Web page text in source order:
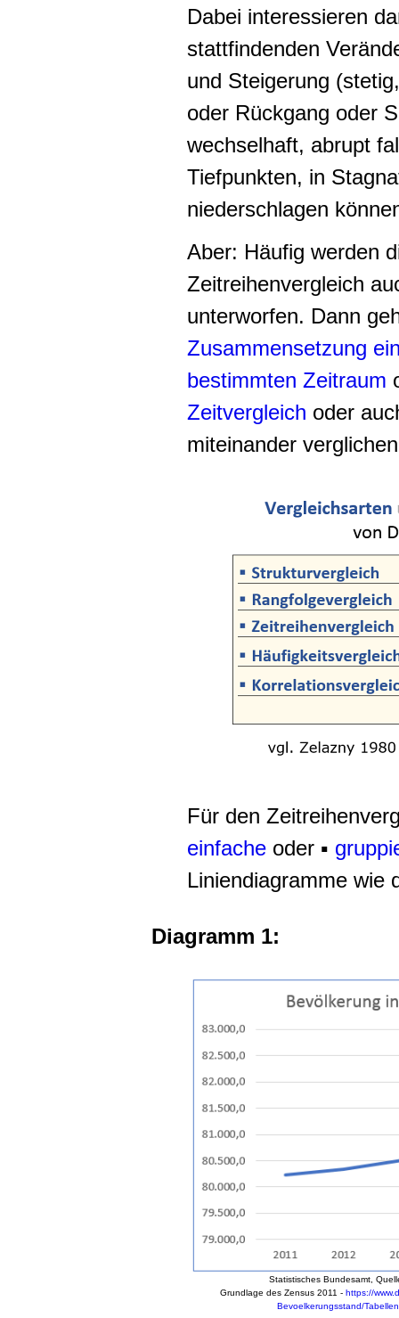
Dabei interessieren
stattfindenden
und Steigerung
oder Rückgang oder
wechselhaft, abrupt
Tiefpunkten, in
niederschlagen
Aber: Häufig werden
Zeitreihenvergleich
unterworfen. Dann
Zusammensetzung
bestimmten Zeitraum
Zeitvergleich oder
miteinander
Für den
einfache oder ▪
Liniendiagramme wie
Diagramm 1:
Statistisches Bundesamt,
Grundlage des Zensus 2011 - https://
Bevoelkerungsstand/